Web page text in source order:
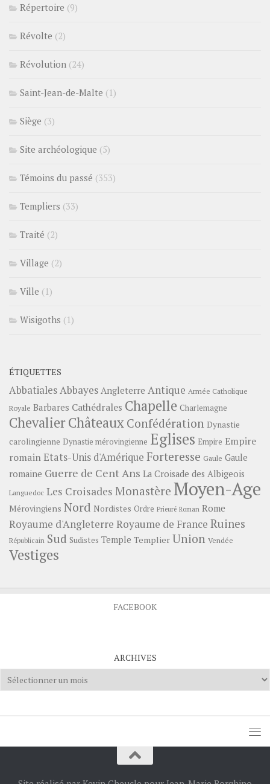
Répertoire (9)
Révolte (2)
Révolution (24)
Saint-Jean-de-Malte (1)
Siège (3)
Site archéologique (5)
Témoins du passé (353)
Templiers (33)
Traité (2)
Village (2)
Ville (1)
Wisigoths (1)
ÉTIQUETTES
Abbatiales Abbayes Angleterre Antique Armée Catholique
Royale Barbares Cathédrales Chapelle Charlemagne
ChevalierChâteauxConfédération Dynastie
carolingienne Dynastie mérovingienne Eglises Empire Empire
romainEtats-Unis d'Amérique Forteresse Gaule Gaule
romaine Guerre de Cent Ans La Croisade des Albigeois
Languedoc Les Croisades Monastère Moyen-Age
Mérovingiens Nord Nordistes Ordre Prieuré Roman Rome
Royaume d'Angleterre Royaume de France Ruines
Républicain Sud Sudistes Temple Templier Union Vendée
Vestiges
FACEBOOK
ARCHIVES
Archives